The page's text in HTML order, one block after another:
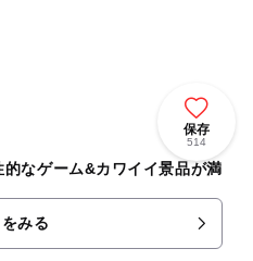
保存
514
なゲーム&カワイイ景品が満
みる